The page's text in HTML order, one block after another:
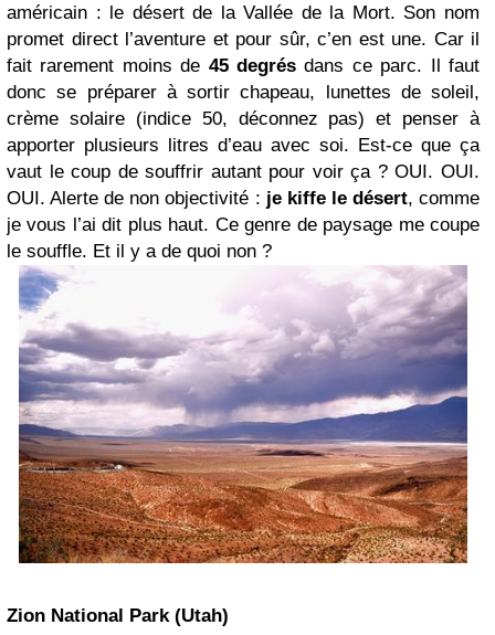
américain : le désert de la Vallée de la Mort. Son nom
promet direct l’aventure et pour sûr, c’en est une. Car il
fait rarement moins de 45 degrés dans ce parc. Il faut
donc se préparer à sortir chapeau, lunettes de soleil,
crème solaire (indice 50, déconnez pas) et penser à
apporter plusieurs litres d’eau avec soi. Est-ce que ça
vaut le coup de souffrir autant pour voir ça ? OUI. OUI.
OUI. Alerte de non objectivité : je kiffe le désert, comme
je vous l’ai dit plus haut. Ce genre de paysage me coupe
le souffle. Et il y a de quoi non ?
Zion National Park (Utah)